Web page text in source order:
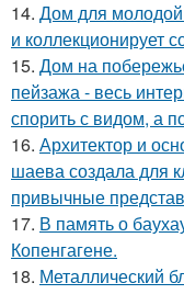
14. Дом для молодой
и коллекционирует
15. Дом на
пейзажа - весь
спорить с видом, а
16. Архитектор и
шаева создала для
привычные
17. В память о
Копенгагене.
18. Металлический